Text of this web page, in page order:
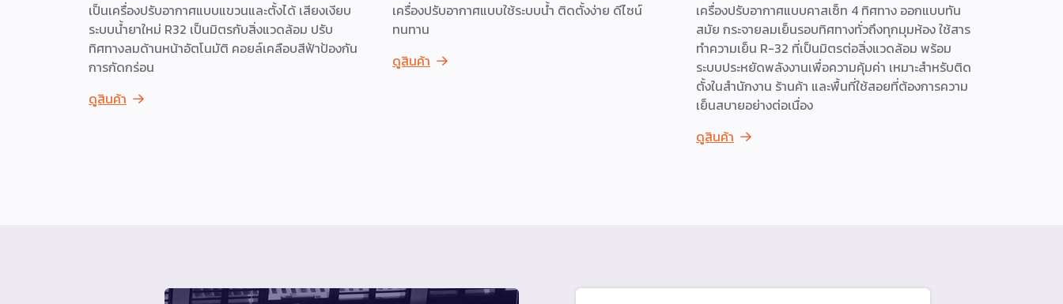
เป็นเครื่องปรับอากาศแบบแขวนและตั้งได้ เสียงเงียบ
ระบบน้ำยาใหม่ R32 เป็นมิตรกับสิ่งแวดล้อม ปรับ
ทิศทางลมด้านหน้าอัตโนมัติ คอยล์เคลือบสีฟ้าป้องกัน
การกัดกร่อน
ดูสินค้า
เครื่องปรับอากาศแบบใช้ระบบน้ำ ติดตั้งง่าย ดีไซน์
ทนทาน
ดูสินค้า
เครื่องปรับอากาศแบบคาสเซ็ท 4 ทิศทาง ออกแบบทัน
สมัย กระจายลมเย็นรอบทิศทางทั่วถึงทุกมุมห้อง ใช้สาร
ทำความเย็น R-32 ที่เป็นมิตรต่อสิ่งแวดล้อม พร้อม
ระบบประหยัดพลังงานเพื่อความคุ้มค่า เหมาะสำหรับติด
ตั้งในสำนักงาน ร้านค้า และพื้นที่ใช้สอยที่ต้องการความ
เย็นสบายอย่างต่อเนื่อง
ดูสินค้า